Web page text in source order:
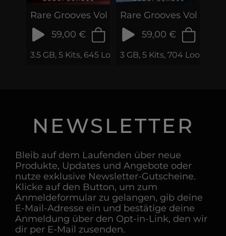
Rare Grooves Vol 3
59,00 €
3.5 GB, 5 Kits, 645 Loops & Phrases
Rare Grooves Vol 2
59,00 €
3 GB, 5 Kits, 704 Loops &
NEWSLETTER
Bleib auf dem Laufenden über neue
Produkte, Updates und Angebote oder
nutze exklusive Newsletter-Gutscheine.
Klicke auf den Button, um zum
Anmeldeformular zu gelangen, gib deine
E-Mail-Adresse ein und bestätige deine
Anmeldung über den Opt-in-Link, den wir
dir per E-Mail zusenden.